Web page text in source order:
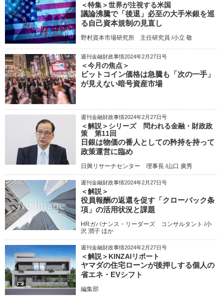
＜特集＞世界が注視する米国
議論沸騰で「後退」必至の大手米銀を巡
る自己資本規制の見直し
野村資本市場研究所 主任研究員 /小立 敬
週刊金融財政事情2024年2月27日号
＜今月の焦点＞
ビットコイン価格は急騰も「次の一手」
が見えない暗号資産市場
週刊金融財政事情2024年2月27日号
＜解説＞シリーズ 問われる金融・財政政
策 第11回
日銀は物価の番人としての矜持を持って
政策運営に臨め
日興リサーチセンター 理事長 /山口 廣秀
週刊金融財政事情2024年2月27日号
＜解説＞
役員報酬の返還を促す「クローバック条
項」の活用状況と課題
HRガバナンス・リーダーズ コンサルタント /小
沢 潤子 ほか
週刊金融財政事情2024年2月27日号
＜解説＞KINZAIリポート
ヤマダの住宅ローンが後押しする個人の
省エネ・EVシフト
編集部